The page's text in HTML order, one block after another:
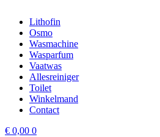
Lithofin
Osmo
Wasmachine
Wasparfum
Vaatwas
Allesreiniger
Toilet
Winkelmand
Contact
€ 0,00 0